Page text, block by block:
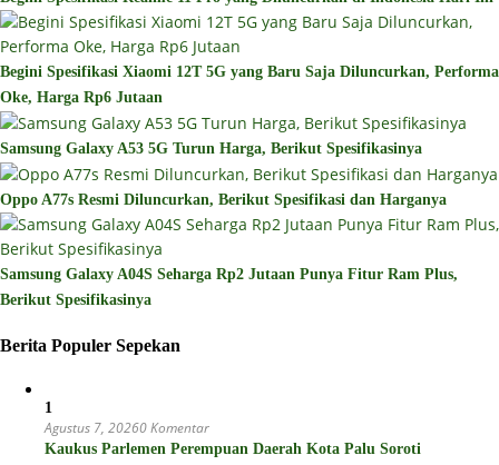
Begini Spesifikasi Xiaomi 12T 5G yang Baru Saja Diluncurkan, Performa
Oke, Harga Rp6 Jutaan
Samsung Galaxy A53 5G Turun Harga, Berikut Spesifikasinya
Oppo A77s Resmi Diluncurkan, Berikut Spesifikasi dan Harganya
Samsung Galaxy A04S Seharga Rp2 Jutaan Punya Fitur Ram Plus,
Berikut Spesifikasinya
Berita Populer Sepekan
1
Agustus 7, 20260 Komentar
Kaukus Parlemen Perempuan Daerah Kota Palu Soroti